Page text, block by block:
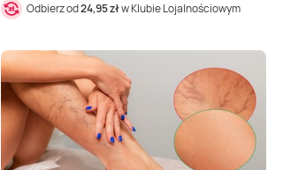
Odbierz od24,95 złw Klubie Lojalnościowym